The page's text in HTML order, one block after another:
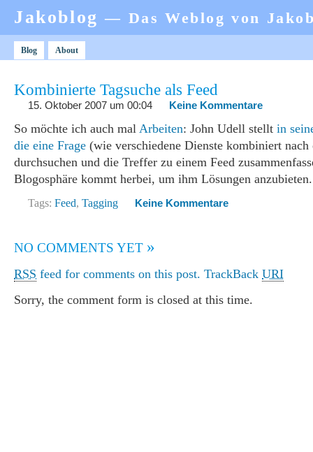
Jakoblog— Das Weblog von
Blog About
Kombinierte Tagsuche als Feed
15. Oktober 2007 um 00:04 Keine Kommentare
So möchte ich auch mal Arbeiten: John Udell stellt in
die eine Frage (wie verschiedene Dienste kombiniert nach
durchsuchen und die Treffer zu einem Feed
Blogosphäre kommt herbei, um ihm Lösungen
Tags: Feed, Tagging Keine Kommentare
NO COMMENTS YET »
RSS feed for comments on this post. TrackBack URI
Sorry, the comment form is closed at this time.